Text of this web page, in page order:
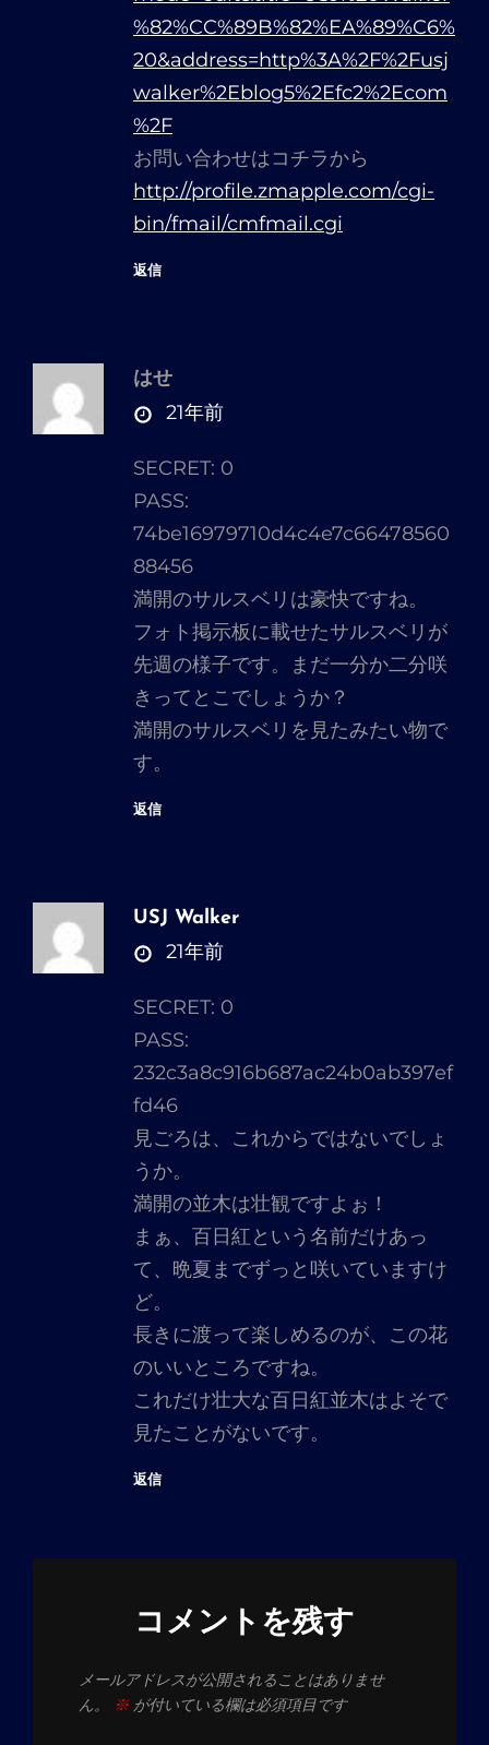
%82%CC%89B%82%EA%89%C6%
20&address=http%3A%2F%2Fusj
walker%2Eblog5%2Efc2%2Ecom
%2F
お問い合わせはコチラから
http://profile.zmapple.com/cgi-
bin/fmail/cmfmail.cgi
返信
はせ
さ
の
発
言:
21年前
SECRET: 0
PASS:
74be16979710d4c4e7c66478560
88456
満開のサルスベリは豪快ですね。
フォト掲示板に載せたサルスベリが
先週の様子です。まだ一分か二分咲
きってとこでしょうか？
満開のサルスベリを見たみたい物で
す。
返信
USJ Walker
さ
の
発
言:
21年前
SECRET: 0
PASS:
232c3a8c916b687ac24b0ab397ef
fd46
見ごろは、これからではないでしょ
うか。
満開の並木は壮観ですよぉ！
まぁ、百日紅という名前だけあっ
て、晩夏までずっと咲いていますけ
ど。
長きに渡って楽しめるのが、この花
のいいところですね。
これだけ壮大な百日紅並木はよそで
見たことがないです。
返信
コメントを残す
メールアドレスが公開されることはありませ
ん。
※が付いている欄は必須項目です